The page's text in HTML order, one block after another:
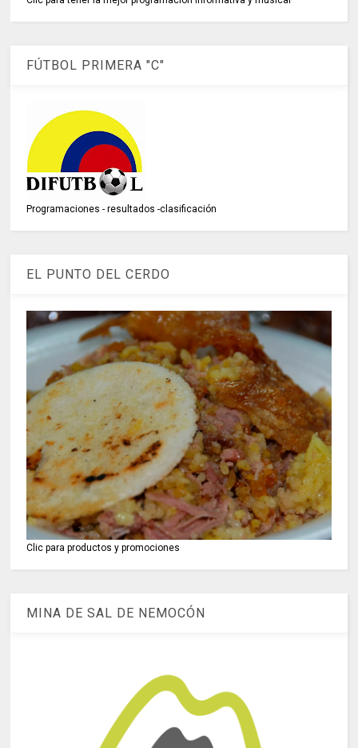
FÚTBOL PRIMERA "C"
Programaciones - resultados -clasificación
EL PUNTO DEL CERDO
Clic para productos y promociones
MINA DE SAL DE NEMOCÓN